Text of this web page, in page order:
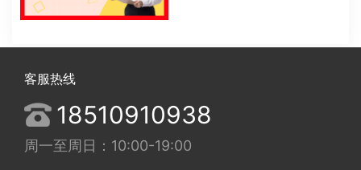
客服热线
18510910938
周一至周日：10:00-19:00